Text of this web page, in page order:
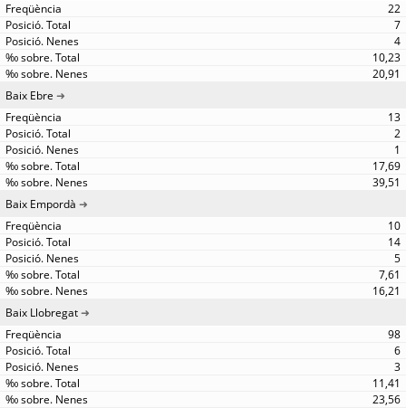
22
7
4
10,23
20,91
Baix Ebre
13
2
1
17,69
39,51
Baix Empordà
10
14
5
7,61
16,21
Baix Llobregat
98
6
3
11,41
23,56